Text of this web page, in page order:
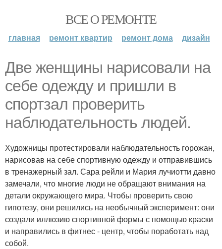
ВСЕ О РЕМОНТЕ
главная ремонт квартир ремонт дома дизайн
Две женщины нарисовали на
себе одежду и пришли в
спортзал проверить
наблюдательность людей.
Художницы протестировали наблюдательность горожан,
нарисовав на себе спортивную одежду и отправившись
в тренажерный зал. Сара рейли и Мария лучиотти давно
замечали, что многие люди не обращают внимания на
детали окружающего мира. Чтобы проверить свою
гипотезу, они решились на необычный эксперимент: они
создали иллюзию спортивной формы с помощью краски
и направились в фитнес - центр, чтобы поработать над
собой.